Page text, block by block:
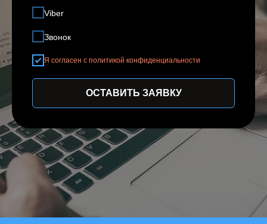
Viber
Звонок
Я согласен с политикой конфиденциальности
ОСТАВИТЬ ЗАЯВКУ
Нижний Новгород - мой родной город в
котором всегда можно договориться о
личной встречи, если вы из другого
города встреча возможна в любом
удобном мессенджере.